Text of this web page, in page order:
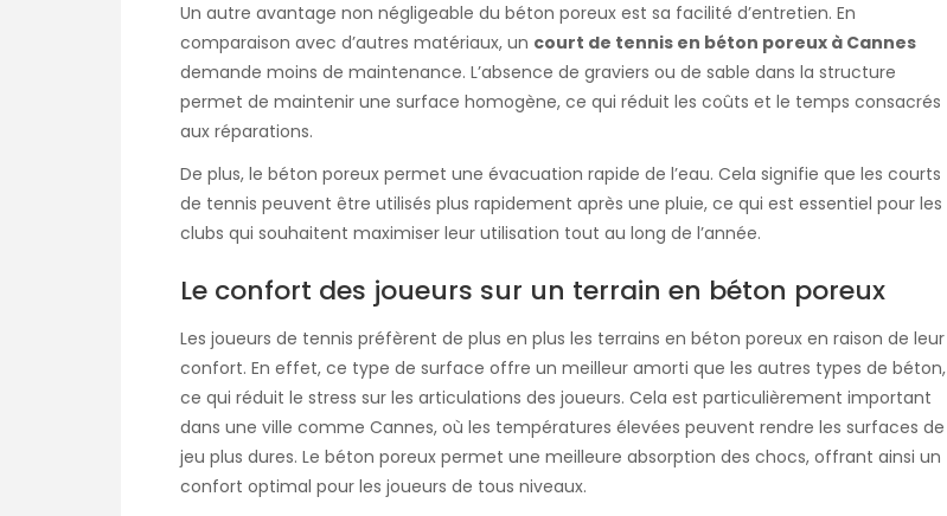
Un autre avantage non négligeable du béton poreux est sa facilité d’entretien. En
comparaison avec d’autres matériaux, un court de tennis en béton poreux à Cannes
demande moins de maintenance. L’absence de graviers ou de sable dans la structure
permet de maintenir une surface homogène, ce qui réduit les coûts et le temps consacrés
aux réparations.
De plus, le béton poreux permet une évacuation rapide de l’eau. Cela signifie que les courts
de tennis peuvent être utilisés plus rapidement après une pluie, ce qui est essentiel pour les
clubs qui souhaitent maximiser leur utilisation tout au long de l’année.
Le confort des joueurs sur un terrain en béton poreux
Les joueurs de tennis préfèrent de plus en plus les terrains en béton poreux en raison de leur
confort. En effet, ce type de surface offre un meilleur amorti que les autres types de béton,
ce qui réduit le stress sur les articulations des joueurs. Cela est particulièrement important
dans une ville comme Cannes, où les températures élevées peuvent rendre les surfaces de
jeu plus dures. Le béton poreux permet une meilleure absorption des chocs, offrant ainsi un
confort optimal pour les joueurs de tous niveaux.